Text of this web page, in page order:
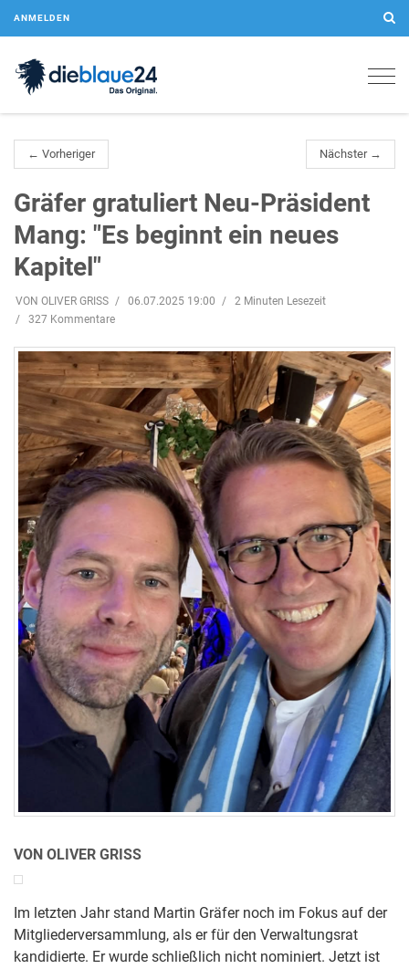
ANMELDEN
← Vorheriger Nächster →
Gräfer gratuliert Neu-Präsident
Mang: "Es beginnt ein neues
Kapitel"
VON OLIVER GRISS 06.07.2025 19:00
2 Minuten Lesezeit
327 Kommentare
VON OLIVER GRISS
Im letzten Jahr stand Martin Gräfer noch im Fokus auf der
Mitgliederversammlung, als er für den Verwaltungsrat
kandidierte. Er wurde schließlich nicht nominiert. Jetzt ist